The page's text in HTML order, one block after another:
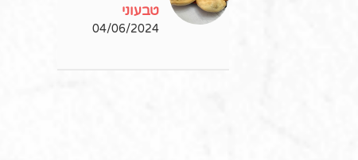
טבעוני
04/06/2024